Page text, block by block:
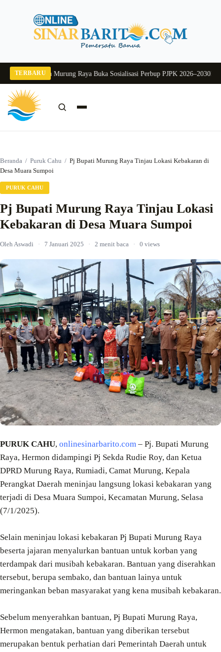
TERBARU
Pj Sekda Murung Raya Buka Sosialisasi Perbup PJPK 2026–2030
Beranda / Puruk Cahu / Pj Bupati Murung Raya Tinjau Lokasi Kebakaran di
Desa Muara Sumpoi
PURUK CAHU
Pj Bupati Murung Raya Tinjau Lokasi
Kebakaran di Desa Muara Sumpoi
Oleh Aswadi · 7 Januari 2025 · 2 menit baca · 0 views
PURUK CAHU, onlinesinarbarito.com – Pj. Bupati Murung
Raya, Hermon didampingi Pj Sekda Rudie Roy, dan Ketua
DPRD Murung Raya, Rumiadi, Camat Murung, Kepala
Perangkat Daerah meninjau langsung lokasi kebakaran yang
terjadi di Desa Muara Sumpoi, Kecamatan Murung, Selasa
(7/1/2025).
Selain meninjau lokasi kebakaran Pj Bupati Murung Raya
beserta jajaran menyalurkan bantuan untuk korban yang
terdampak dari musibah kebakaran. Bantuan yang diserahkan
tersebut, berupa sembako, dan bantuan lainya untuk
meringankan beban masyarakat yang kena musibah kebakaran.
Sebelum menyerahkan bantuan, Pj Bupati Murung Raya,
Hermon mengatakan, bantuan yang diberikan tersebut
merupakan bentuk perhatian dari Pemerintah Daerah untuk